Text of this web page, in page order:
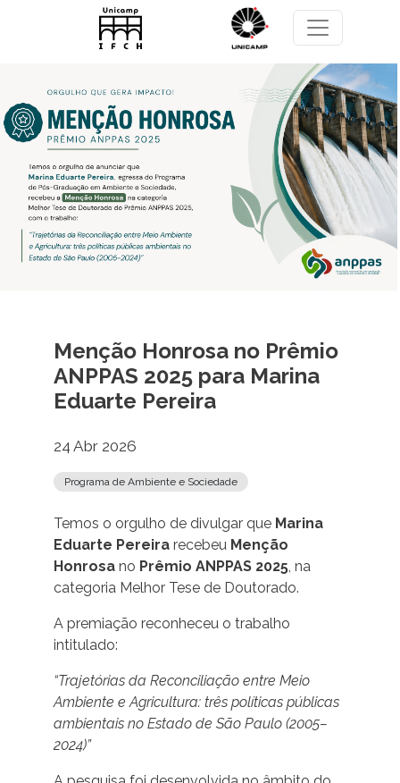
Pular para o conteúdo principal
Menção Honrosa no Prêmio
ANPPAS 2025 para Marina
Eduarte Pereira
24 Abr 2026
Programa de Ambiente e Sociedade
Temos o orgulho de divulgar que Marina
Eduarte Pereirarecebeu Menção
Honrosano Prêmio ANPPAS 2025, na
categoria Melhor Tese de Doutorado.
A premiação reconheceu o trabalho
intitulado:
“Trajetórias da Reconciliação entre Meio
Ambiente e Agricultura: três políticas públicas
ambientais no Estado de São Paulo (2005–
2024)”